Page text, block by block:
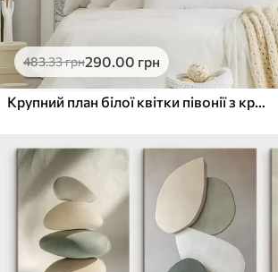
483.33грн290.00 грн
Крупний план білої квітки півонії з крапельками води на пелюстках на розмитому фоні